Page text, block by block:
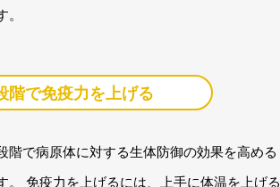
階で免疫力を上げる
で病原体に対する生体防御の効果を高める
。 免疫力を上げるには、上手に体温を上げる